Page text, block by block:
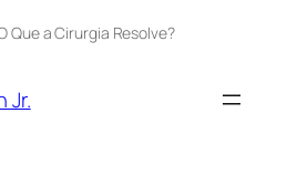
Que a Cirurgia Resolve?
Jr.